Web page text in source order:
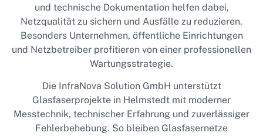
und technische Dokumentation helfen dabei,
Netzqualität zu sichern und Ausfälle zu reduzieren.
Besonders Unternehmen, öffentliche Einrichtungen
und Netzbetreiber profitieren von einer professionellen
Wartungsstrategie.
Die InfraNova Solution GmbH unterstützt
Glasfaserprojekte in Helmstedt mit moderner
Messtechnik, technischer Erfahrung und zuverlässiger
Fehlerbehebung. So bleiben Glasfasernetze